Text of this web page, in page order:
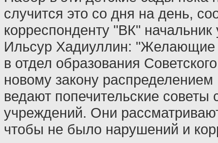
случится это со дня на день,
корреспонденту "ВК"
Ильсур Хадиуллин: "Желающие
в отдел образования
новому закону распределением
ведают попечительские
учреждений. Они
чтобы не было нарушений и